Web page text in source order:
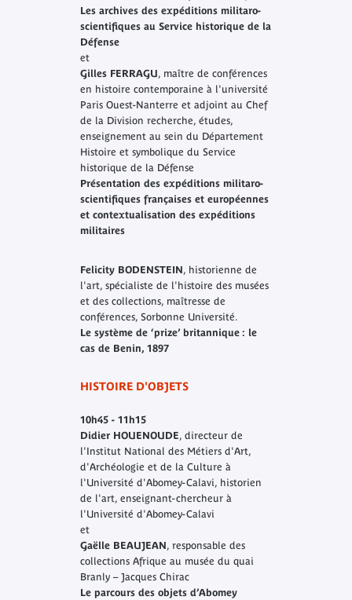
Les archives des expéditions militaro-
scientifiques au Service historique de la
Défense
et
Gilles FERRAGU, maître de conférences
en histoire contemporaine à l'université
Paris Ouest-Nanterre et adjoint au Chef
de la Division recherche, études,
enseignement au sein du Département
Histoire et symbolique du Service
historique de la Défense
Présentation des expéditions militaro-
scientifiques françaises et européennes
et contextualisation des expéditions
militaires
Felicity BODENSTEIN, historienne de
l'art, spécialiste de l'histoire des musées
et des collections, maîtresse de
conférences, Sorbonne Université.
Le système de ‘prize’ britannique : le
cas de Benin, 1897
HISTOIRE D'OBJETS
10h45 - 11h15
Didier HOUENOUDE, directeur de
l'Institut National des Métiers d'Art,
d'Archéologie et de la Culture à
l'Université d'Abomey-Calavi, historien
de l'art, enseignant-chercheur à
l'Université d'Abomey-Calavi
et
Gaëlle BEAUJEAN, responsable des
collections Afrique au musée du quai
Branly – Jacques Chirac
Le parcours des objets d’Abomey